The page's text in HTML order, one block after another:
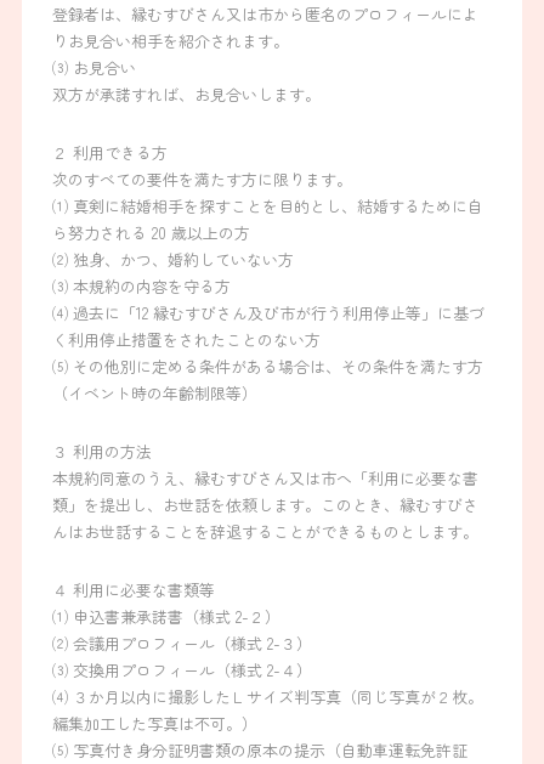
登録者は、縁むすびさん又は市から匿名のプロフィールによ
りお見合い相手を紹介されます。
⑶ お見合い
双方が承諾すれば、お見合いします。
２ 利用できる方
次のすべての要件を満たす方に限ります。
⑴ 真剣に結婚相手を探すことを目的とし、結婚するために自
ら努力される 20 歳以上の方
⑵ 独身、かつ、婚約していない方
⑶ 本規約の内容を守る方
⑷ 過去に「12 縁むすびさん及び市が行う利用停止等」に基づ
く利用停止措置をされたことのない方
⑸ その他別に定める条件がある場合は、その条件を満たす方
（イベント時の年齢制限等）
３ 利用の方法
本規約同意のうえ、縁むすびさん又は市へ「利用に必要な書
類」を提出し、お世話を依頼します。このとき、縁むすびさ
んはお世話することを辞退することができるものとします。
４ 利用に必要な書類等
⑴ 申込書兼承諾書（様式 2-２）
⑵ 会議用プロフィール（様式 2-３）
⑶ 交換用プロフィール（様式 2-４）
⑷ ３か月以内に撮影したＬサイズ判写真（同じ写真が２枚。
編集加工した写真は不可。）
⑸ 写真付き身分証明書類の原本の提示（自動車運転免許証